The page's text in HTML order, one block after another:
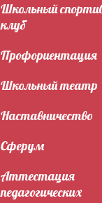
Школьный
клуб
Профориентация
Школьный театр
Наставничество
Сферум
Аттестация
педагогических